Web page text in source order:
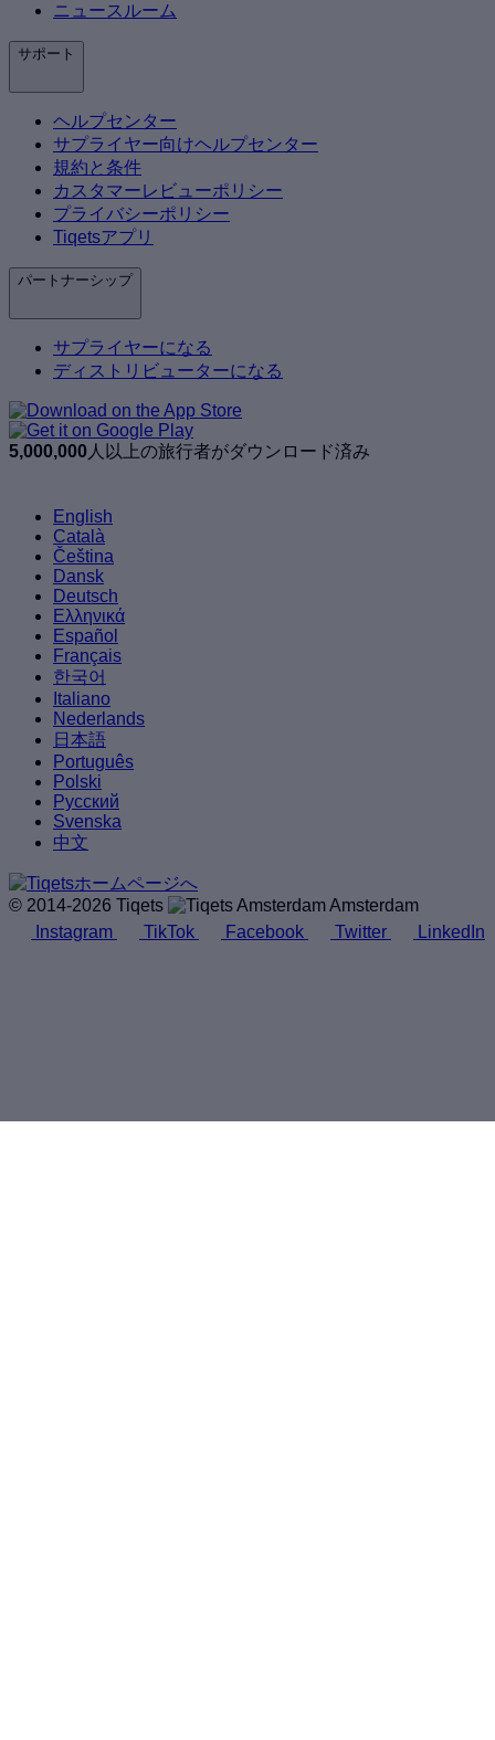
ニュースルーム
サポート
ヘルプセンター
サプライヤー向けヘルプセンター
規約と条件
カスタマーレビューポリシー
プライバシーポリシー
Tiqetsアプリ
パートナーシップ
サプライヤーになる
ディストリビューターになる
5,000,000 人以上の旅行者がダウンロード済み
English
Català
Čeština
Dansk
Deutsch
Ελληνικά
Español
Français
한국어
Italiano
Nederlands
日本語
Português
Polski
Русский
Svenska
中文
© 2014-2026 Tiqets
Amsterdam
Instagram
TikTok Facebook Twitter LinkedIn